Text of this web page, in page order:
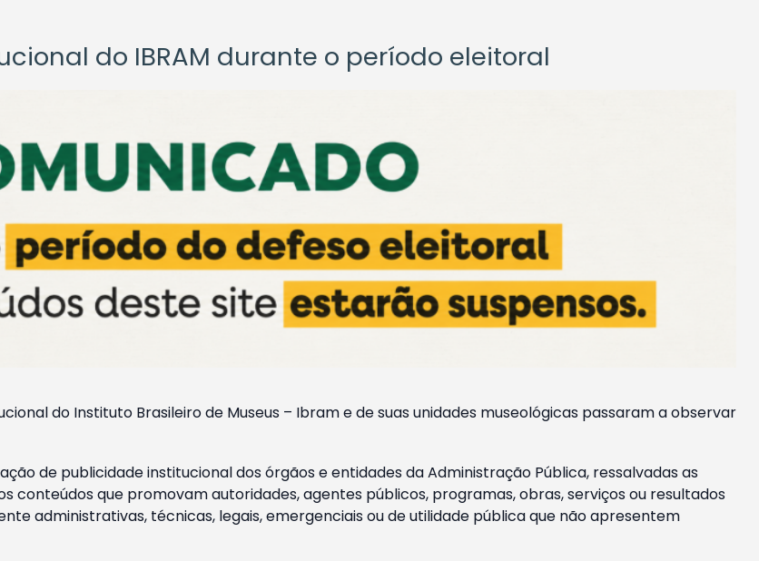
do IBRAM durante o período eleitoral
do Instituto Brasileiro de Museus – Ibram e de suas unidades museológicas passaram a observar
de publicidade institucional dos órgãos e entidades da Administração Pública, ressalvadas as
conteúdos que promovam autoridades, agentes públicos, programas, obras, serviços ou resultados
administrativas, técnicas, legais, emergenciais ou de utilidade pública que não apresentem